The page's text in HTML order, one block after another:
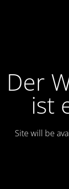
Der
ist
Site will be